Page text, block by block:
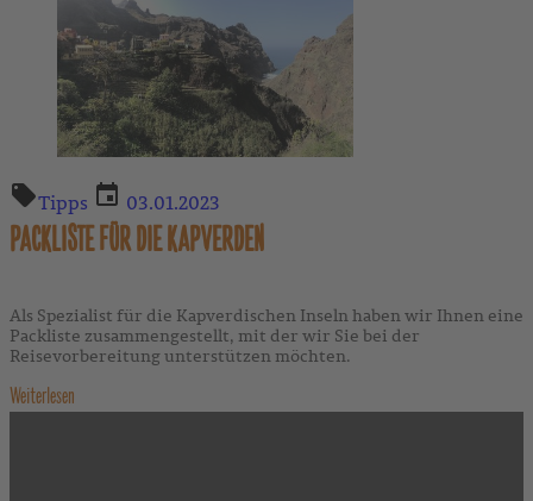
Tipps 03.01.2023
PACKLISTE FÜR DIE KAPVERDEN
Als Spezialist für die Kapverdischen Inseln haben wir Ihnen eine
Packliste zusammengestellt, mit der wir Sie bei der
Reisevorbereitung unterstützen möchten.
Weiterlesen